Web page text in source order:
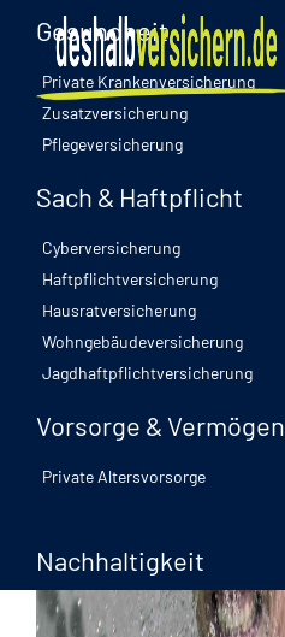
Gesundheit
Private Krankenversicherung
Zusatzversicherung
Pflegeversicherung
Sach & Haftpflicht
Cyberversicherung
Haftpflichtversicherung
Hausratversicherung
Wohngebäudeversicherung
Jagdhaftpflichtversicherung
Vorsorge & Vermögen
Private Altersvorsorge
Nachhaltigkeit